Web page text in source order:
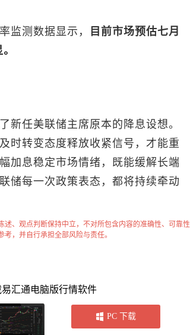
监测数据显示，
目前市场预估七月
新任美联储主席原本的降息设想。
时转变态度释放收紧信号，才能重
加息稳定市场情绪，既能缓解长端
储每一次政策表态，都将持续牵动
述、观点判断保持中立，不对所包含内容的准确性、可靠性
，并自行承担全部风险与责任。
汇通电脑版行情软件
PC 下载